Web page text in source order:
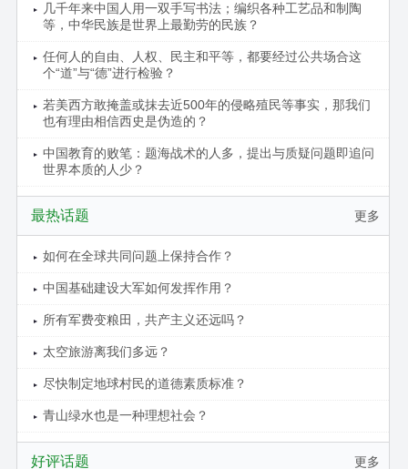
几千年来中国人用一双手写书法；编织各种工艺品和制陶
等，中华民族是世界上最勤劳的民族？
任何人的自由、人权、民主和平等，都要经过公共场合这
个“道”与“德”进行检验？
若美西方敢掩盖或抹去近500年的侵略殖民等事实，那我们
也有理由相信西史是伪造的？
中国教育的败笔：题海战术的人多，提出与质疑问题即追问
世界本质的人少？
更多
最热话题
如何在全球共同问题上保持合作？
中国基础建设大军如何发挥作用？
所有军费变粮田，共产主义还远吗？
太空旅游离我们多远？
尽快制定地球村民的道德素质标准？
青山绿水也是一种理想社会？
更多
好评话题